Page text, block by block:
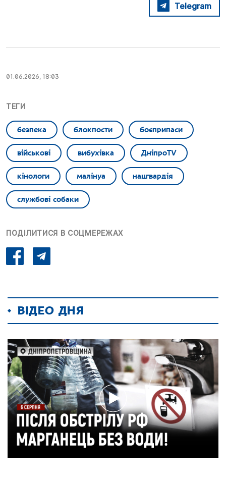
Telegram
01.06.2026, 18:03
ТЕГИ
безпека блокпости боєприпаси
військові вибухівка ДніпроTV
кінологи малінуа нацгвардія
службові собаки
ПОДІЛИТИСЯ В СОЦМЕРЕЖАХ
ВІДЕО ДНЯ